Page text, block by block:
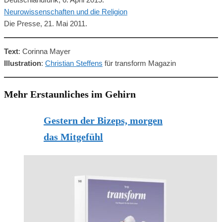
Neurowissenschaften und die Religion
Die Presse, 21. Mai 2011.
Text: Corinna Mayer
Illustration: Christian Steffens für transform Magazin
Mehr Erstaunliches im Gehirn
Gestern der Bizeps, morgen
das Mitgefühl